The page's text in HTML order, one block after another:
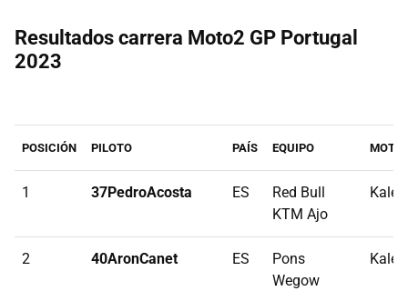
Resultados carrera Moto2 GP Portugal
2023
POSICIÓN PILOTO PAÍS EQUIPO MOTO
1 37PedroAcosta ES
Red Bull
KTM Ajo
Kalex
2 40AronCanet ES
Pons
Wegow
Kalex